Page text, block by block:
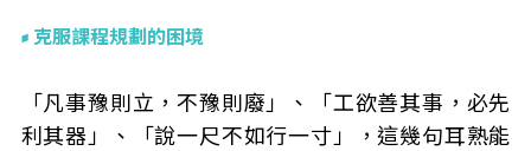
克服課程規劃的困境
「凡事豫則立，不豫則廢」、「工欲善其事，必先
利其器」、「說一尺不如行一寸」，這幾句耳熟能